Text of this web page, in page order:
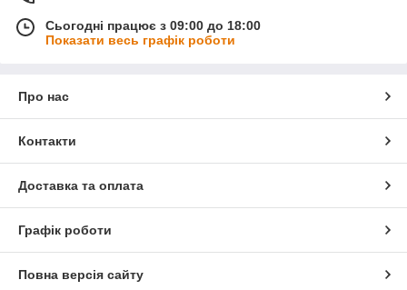
Сьогодні працює з 09:00 до 18:00
Показати весь графік роботи
Про нас
Контакти
Доставка та оплата
Графік роботи
Повна версія сайту